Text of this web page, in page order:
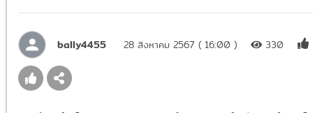
bally4455 28 สิงหาคม 2567 ( 16:00 ) 330